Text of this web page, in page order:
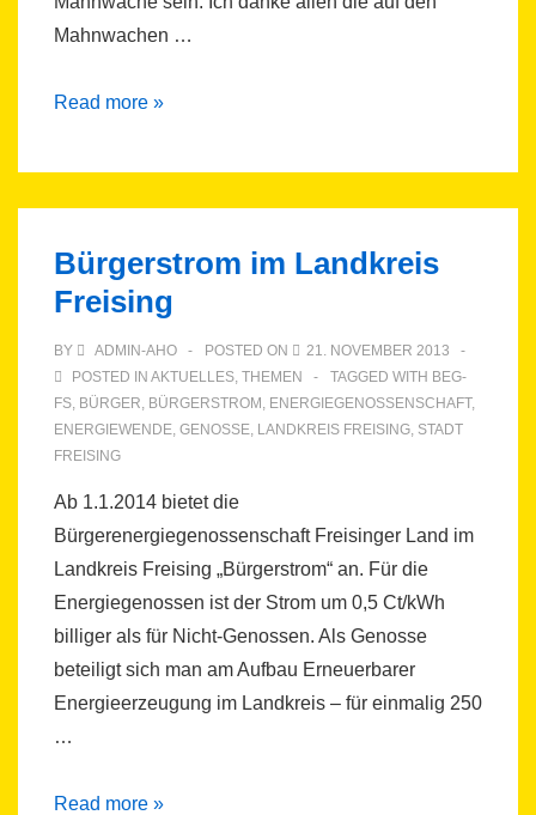
Mahnwachen …
Vorerst
Mahnwache
Bündnis
für
Read more »
Bürgerstrom im Landkreis
Freising
BY ADMIN-AHO POSTED ON
21. NOVEMBER 2013
POSTED IN AKTUELLES, THEMEN TAGGED WITH BEG-
FS, BÜRGER, BÜRGERSTROM , ENERGIEGENOSSENSCHAFT,
ENERGIEWENDE, GENOSSE, LANDKREIS FREISING, STADT
FREISING
Ab 1.1.2014 bietet die
Bürgerenergiegenossenschaft Freisinger Land im
Landkreis Freising „Bürgerstrom“ an. Für die
Energiegenossen ist der Strom um 0,5 Ct/kWh
billiger als für Nicht-Genossen. Als Genosse
beteiligt sich man am Aufbau Erneuerbarer
Energieerzeugung im Landkreis – für einmalig 250
…
Bürgerstrom
Read more »